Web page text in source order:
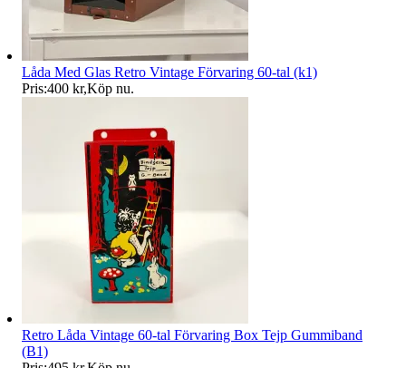
Låda Med Glas Retro Vintage Förvaring 60-tal (k1)
Pris:400 kr,Köp nu.
Retro Låda Vintage 60-tal Förvaring Box Tejp Gummiband
(B1)